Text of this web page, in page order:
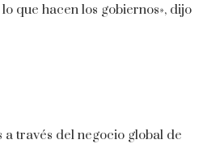
que hacen los gobiernos», dijo
través del negocio global de